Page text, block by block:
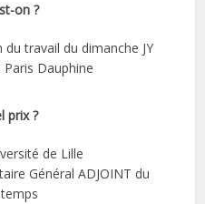
on ?
travail du dimanche JY
Paris Dauphine
prix ?
de Lille
Général ADJOINT du